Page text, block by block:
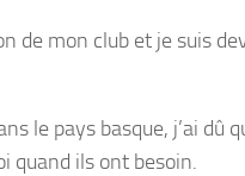
de mon club et je suis
le pays basque, j’ai dû
quand ils ont besoin.